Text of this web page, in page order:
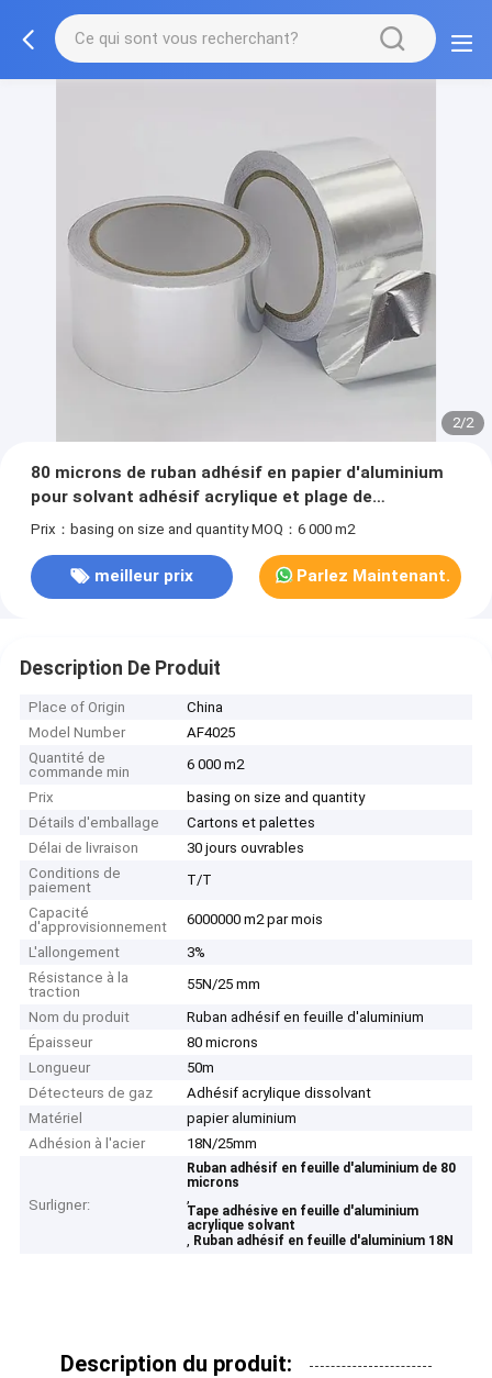
2/2
80 microns de ruban adhésif en papier d'aluminium
pour solvant adhésif acrylique et plage de
température -30 ~ 120 °C
Prix：basing on size and quantity MOQ：6 000 m2
meilleur prix Parlez Maintenant.
Description De Produit
Place of Origin
China
Model Number
AF4025
Quantité de
commande min
6 000 m2
Prix
basing on size and quantity
Détails d'emballage
Cartons et palettes
Délai de livraison
30 jours ouvrables
Conditions de
paiement
T/T
Capacité
d'approvisionnement
6000000 m2 par mois
L'allongement
3%
Résistance à la
traction
55N/25 mm
Nom du produit
Ruban adhésif en feuille d'aluminium
Épaisseur
80 microns
Longueur
50m
Détecteurs de gaz
Adhésif acrylique dissolvant
Matériel
papier aluminium
Adhésion à l'acier
18N/25mm
Surligner:
Ruban adhésif en feuille d'aluminium de 80
microns
,
Tape adhésive en feuille d'aluminium
acrylique solvant
, Ruban adhésif en feuille d'aluminium 18N
Description du produit: